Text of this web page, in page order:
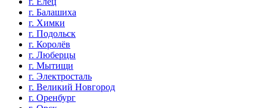
г. Балашиха
г. Химки
г. Подольск
г. Королёв
г. Люберцы
г. Мытищи
г. Электросталь
г. Великий Новгород
г. Оренбург